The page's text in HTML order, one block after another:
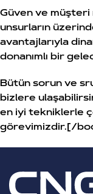
Güven ve
unsurların
avantajlarıyla
donanımlı bir
Bütün sorun ve
bizlere
en iyi tekniklerle
görevimizdir.[/